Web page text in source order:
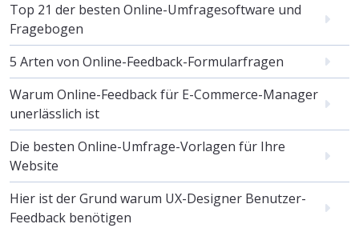
Top 21 der besten Online-Umfragesoftware und
Fragebogen
5 Arten von Online-Feedback-Formularfragen
Warum Online-Feedback für E-Commerce-Manager
unerlässlich ist
Die besten Online-Umfrage-Vorlagen für Ihre
Website
Hier ist der Grund warum UX-Designer Benutzer-
Feedback benötigen